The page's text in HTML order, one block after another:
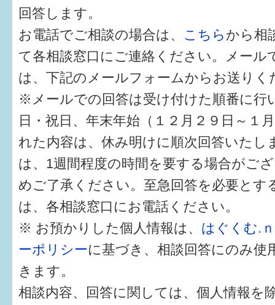
回答します。
お電話でご相談の場合は、 こちら から相
て各相談窓口にご連絡ください。メール
は、下記のメールフォームからお送りく
※メールでの回答は受け付けた順番に行
日・祝日、年末年始（１２月２９日～１
れた内容は、休み明けに順次回答いたし
は、1週間程度の時間を要する場合がご
めご了承ください。至急回答を必要とす
は、各相談窓口にお電話ください。
※ お預かりした個人情報は、 はぐくむ.
ーポリシーに基づき、相談回答にのみ使
きます。
相談内容、回答に関しては、個人情報を
健診・予防接種
仲間づくり・遊び場
子どもを預けたい
入園・入学
相談したい
さまざまな支援
子育てカレンダー
妊娠
出産〜3か月
3か月〜6か月